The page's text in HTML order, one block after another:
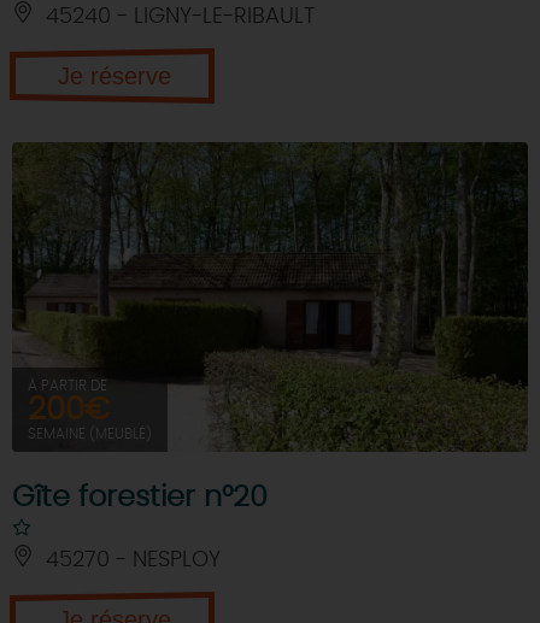
45240 - LIGNY-LE-RIBAULT
Je réserve
À PARTIR DE
200€
SEMAINE (MEUBLÉ)
Gîte forestier n°20
45270 - NESPLOY